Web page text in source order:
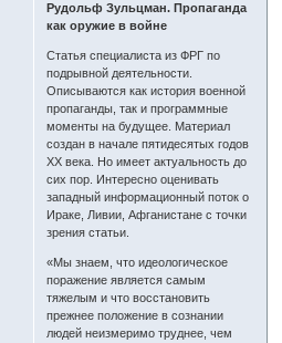
Рудольф Зульцман. Пропаганда
как оружие в войне
Статья специалиста из ФРГ по
подрывной деятельности.
Описываются как история военной
пропаганды, так и программные
моменты на будущее. Материал
создан в начале пятидесятых годов
ХХ века. Но имеет актуальность до
сих пор. Интересно оценивать
западный информационный поток о
Ираке, Ливии, Афганистане с точки
зрения статьи.
«Мы знаем, что идеологическое
поражение является самым
тяжелым и что восстановить
прежнее положение в сознании
людей неизмеримо труднее, чем